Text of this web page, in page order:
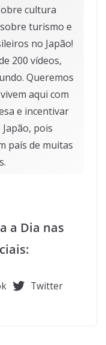
cultura
turismo e
no Japão!
200 vídeos,
Queremos
aqui com
e incentivar
pois
país de muitas
a Dia nas
Twitter